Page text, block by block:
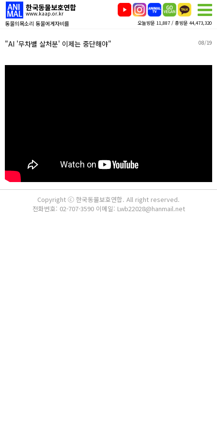
한국동물보호연합
www.kaap.or.kr
동물의목소리 동물에게자비를 오늘방문 11,887 / 총방문 44,473,320
"AI '무차별 살처분' 이제는 중단해야" 08/19
Copyright ⓒ 한국동물보호연합. All right reserved.
전화번호: 02-707-3590 이메일: Lwb22028@hanmail.net